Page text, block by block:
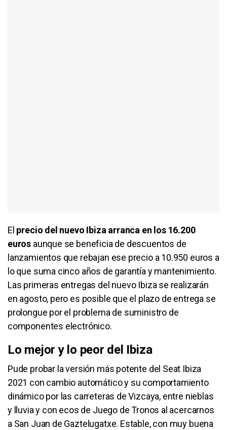
El precio del nuevo Ibiza arranca en los 16.200
euros aunque se beneficia de descuentos de
lanzamientos que rebajan ese precio a 10.950 euros a
lo que suma cinco años de garantía y mantenimiento.
Las primeras entregas del nuevo Ibiza se realizarán
en agosto, pero es posible que el plazo de entrega se
prolongue por el problema de suministro de
componentes electrónico.
Lo mejor y lo peor del Ibiza
Pude probar la versión más potente del Seat Ibiza
2021 con cambio automático y su comportamiento
dinámico por las carreteras de Vizcaya, entre nieblas
y lluvia y con ecos de Juego de Tronos al acercarnos
a San Juan de Gaztelugatxe. Estable, con muy buena